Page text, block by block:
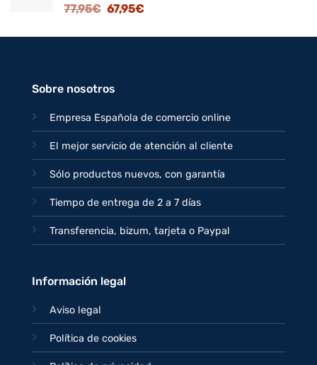
82,95€.
77,95€ El
original
67,95€El
actual
Sobre nosotros
Empresa Española de comercio online
El mejor servicio de atención al cliente
Sólo productos nuevos, con garantía
Tiempo de entrega de 2 a 7 días
Transferencia, bizum, tarjeta o Paypal
Información legal
Aviso legal
Política de cookies